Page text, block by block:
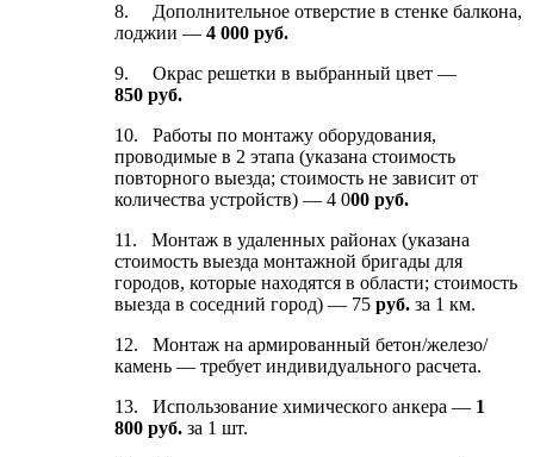
8. Дополнительное отверстие в стенке балкона,
лоджии — 4 000 руб.
9. Окрас решетки в выбранный цвет —
850 руб.
10. Работы по монтажу оборудования,
проводимые в 2 этапа (указана стоимость
повторного выезда; стоимость не зависит от
количества устройств) — 4 000 руб.
11. Монтаж в удаленных районах (указана
стоимость выезда монтажной бригады для
городов, которые находятся в области; стоимость
выезда в соседний город) — 75 руб. за 1 км.
12. Монтаж на армированный бетон/железо/
камень — требует индивидуального расчета.
13. Использование химического анкера — 1
800 руб. за 1 шт.